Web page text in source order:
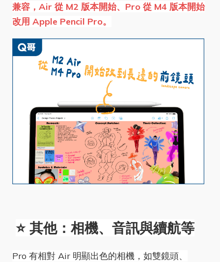
兼容，Air 從 M2 版本開始、Pro 從 M4 版本開始
改用 Apple Pencil Pro。
⭐️ 其他：相機、音訊與續航等
Pro 有相對 Air 明顯出色的相機，如雙鏡頭、